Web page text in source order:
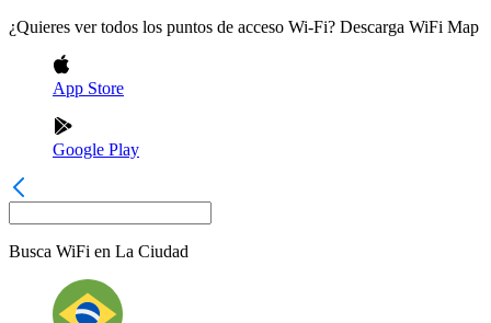
¿Quieres ver todos los puntos de acceso Wi-Fi? Descarga WiFi Map
App Store
Google Play
Busca WiFi en La Ciudad